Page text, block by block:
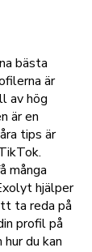
bästa
är
av hög
är en
tips är
många
hjälper
ta reda på
profil på
du kan